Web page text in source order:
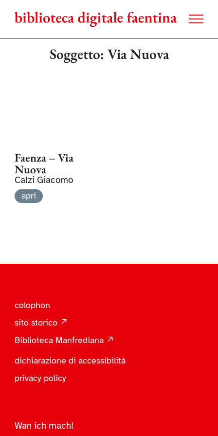
contenuto
Soggetto: Via Nuova
Faenza – Via
Nuova
Calzi Giacomo
apri
colophon
sito storico ↗
Biblioteca Manfrediana ↗
dichiarazione di accessibilità
privacy policy
Wan ich mach!